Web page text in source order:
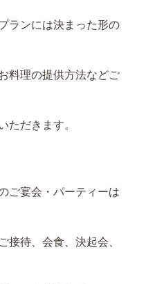
ランには決まった形の
料理の提供方法などご
ただきます。
ご宴会・パーティーは
接待、会食、決起会、